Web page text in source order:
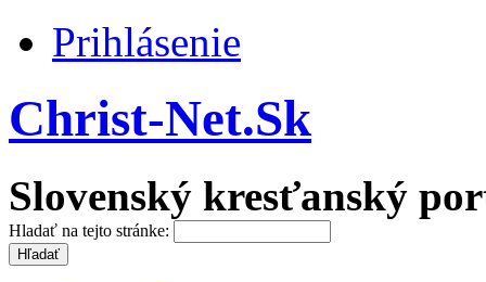
Prihlásenie
Christ-Net.Sk
Slovenský kresťanský
Hladať na tejto stránke: